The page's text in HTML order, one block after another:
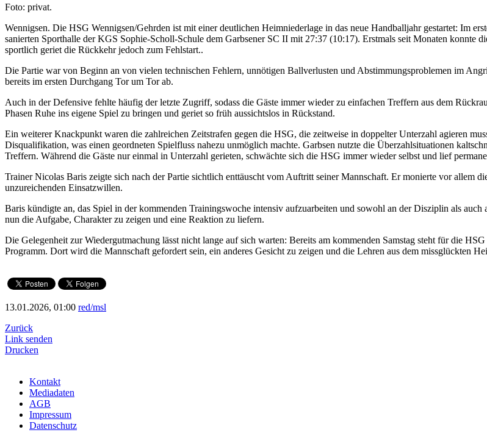
Foto: privat.
Wennigsen. Die HSG Wennigsen/Gehrden ist mit einer deutlichen Heimniederlage in das neue Handballjahr gestartet: Im
sanierten Sporthalle der KGS Sophie-Scholl-Schule dem Garbsener SC II mit 27:37 (10:17). Erstmals seit Monaten konnte
sportlich geriet die Rückkehr jedoch zum Fehlstart..
Die Partie war von Beginn an von vielen technischen Fehlern, unnötigen Ballverlusten und Abstimmungsproblemen im
bereits im ersten Durchgang Tor um Tor ab.
Auch in der Defensive fehlte häufig der letzte Zugriff, sodass die Gäste immer wieder zu einfachen Treffern aus dem
Phasen Ruhe ins eigene Spiel zu bringen und geriet so früh aussichtslos in Rückstand.
Ein weiterer Knackpunkt waren die zahlreichen Zeitstrafen gegen die HSG, die zeitweise in doppelter Unterzahl agieren
Disqualifikation, was einen geordneten Spielfluss nahezu unmöglich machte. Garbsen nutzte die Überzahlsituationen
Treffern. Während die Gäste nur einmal in Unterzahl gerieten, schwächte sich die HSG immer wieder selbst und lief
Trainer Nicolas Baris zeigte sich nach der Partie sichtlich enttäuscht vom Auftritt seiner Mannschaft. Er monierte vor allem
unzureichenden Einsatzwillen.
Baris kündigte an, das Spiel in der kommenden Trainingswoche intensiv aufzuarbeiten und sowohl an der Disziplin als
nun die Aufgabe, Charakter zu zeigen und eine Reaktion zu liefern.
Die Gelegenheit zur Wiedergutmachung lässt nicht lange auf sich warten: Bereits am kommenden Samstag steht für die
Programm. Dort wird die Mannschaft gefordert sein, ein anderes Gesicht zu zeigen und die Lehren aus dem missglückten
13.01.2026, 01:00 red/msl
Zurück
Link senden
Drucken
Kontakt
Mediadaten
AGB
Impressum
Datenschutz